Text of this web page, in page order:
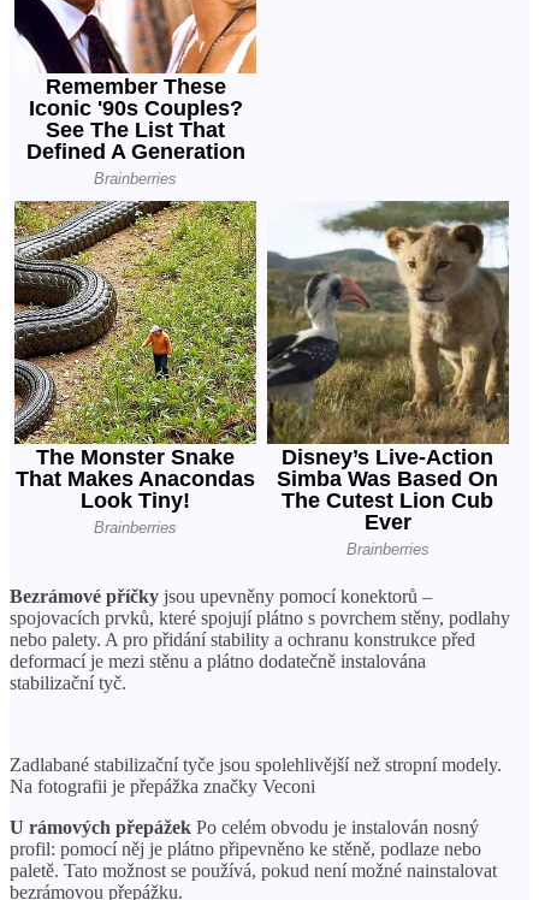
Bezrámové příčky jsou upevněny pomocí konektorů –
spojovacích prvků, které spojují plátno s povrchem stěny, podlahy
nebo palety. A pro přidání stability a ochranu konstrukce před
deformací je mezi stěnu a plátno dodatečně instalována
stabilizační tyč.
Zadlabané stabilizační tyče jsou spolehlivější než stropní modely.
Na fotografii je přepážka značky Veconi
U rámových přepážek Po celém obvodu je instalován nosný
profil: pomocí něj je plátno připevněno ke stěně, podlaze nebo
paletě. Tato možnost se používá, pokud není možné nainstalovat
bezrámovou přepážku.